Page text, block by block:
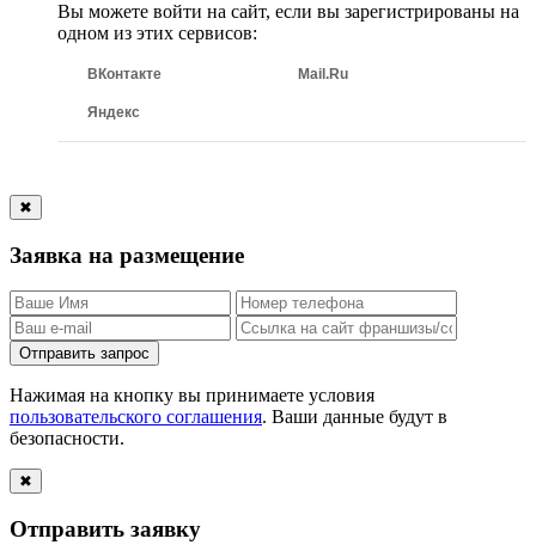
Вы можете войти на сайт, если вы зарегистрированы на
одном из этих сервисов:
ВКонтакте Mail.Ru
Яндекс
✖
Заявка на размещение
Отправить запрос
Нажимая на кнопку вы принимаете условия
пользовательского соглашения. Ваши данные будут в
безопасности.
✖
Отправить заявку